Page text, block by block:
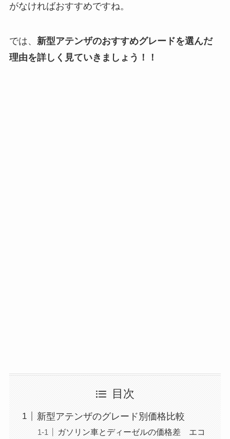
がなければおすすめですね。
では、 新型アテンザのおすすめグレードを選んだ
理由を詳しく見ていきましょう！！
目次
新型アテンザのグレード別価格比較
ガソリン車とディーゼルの価格差 エコ